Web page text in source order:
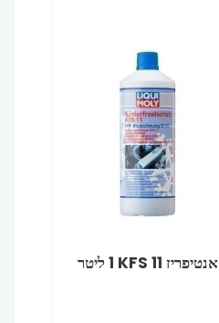
אנטיפריז KFS 11 ‏1 ליטר